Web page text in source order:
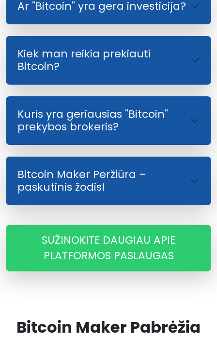
Ar "Bitcoin" yra gera investicija?
Kiek man reikia prekiauti
Bitcoin?
Kuris yra geriausias "Bitcoin"
prekybos brokeris?
Bitcoin Maker Peržiūra –
paskutinis žodis!
SUŽINOKITE DAUGIAU APIE
PLATFORMOS PASLAUGAS
Bitcoin Maker Pabrėžia